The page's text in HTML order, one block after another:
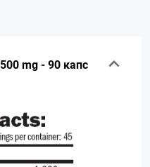
mg - 90 капс